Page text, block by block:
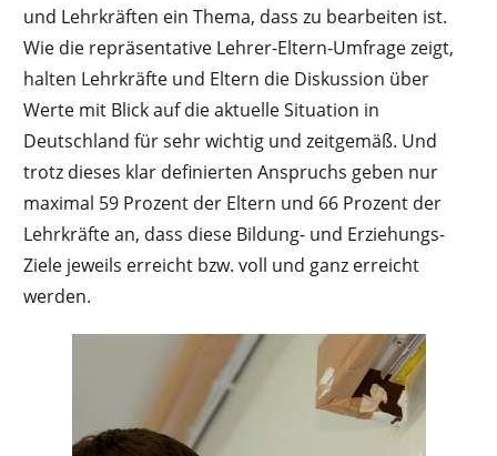
und Lehrkräften ein Thema, dass zu bearbeiten ist.
Wie die repräsentative Lehrer-Eltern-Umfrage zeigt,
halten Lehrkräfte und Eltern die Diskussion über
Werte mit Blick auf die aktuelle Situation in
Deutschland für sehr wichtig und zeitgemäß. Und
trotz dieses klar definierten Anspruchs geben nur
maximal 59 Prozent der Eltern und 66 Prozent der
Lehrkräfte an, dass diese Bildung- und Erziehungs-
Ziele jeweils erreicht bzw. voll und ganz erreicht
werden.